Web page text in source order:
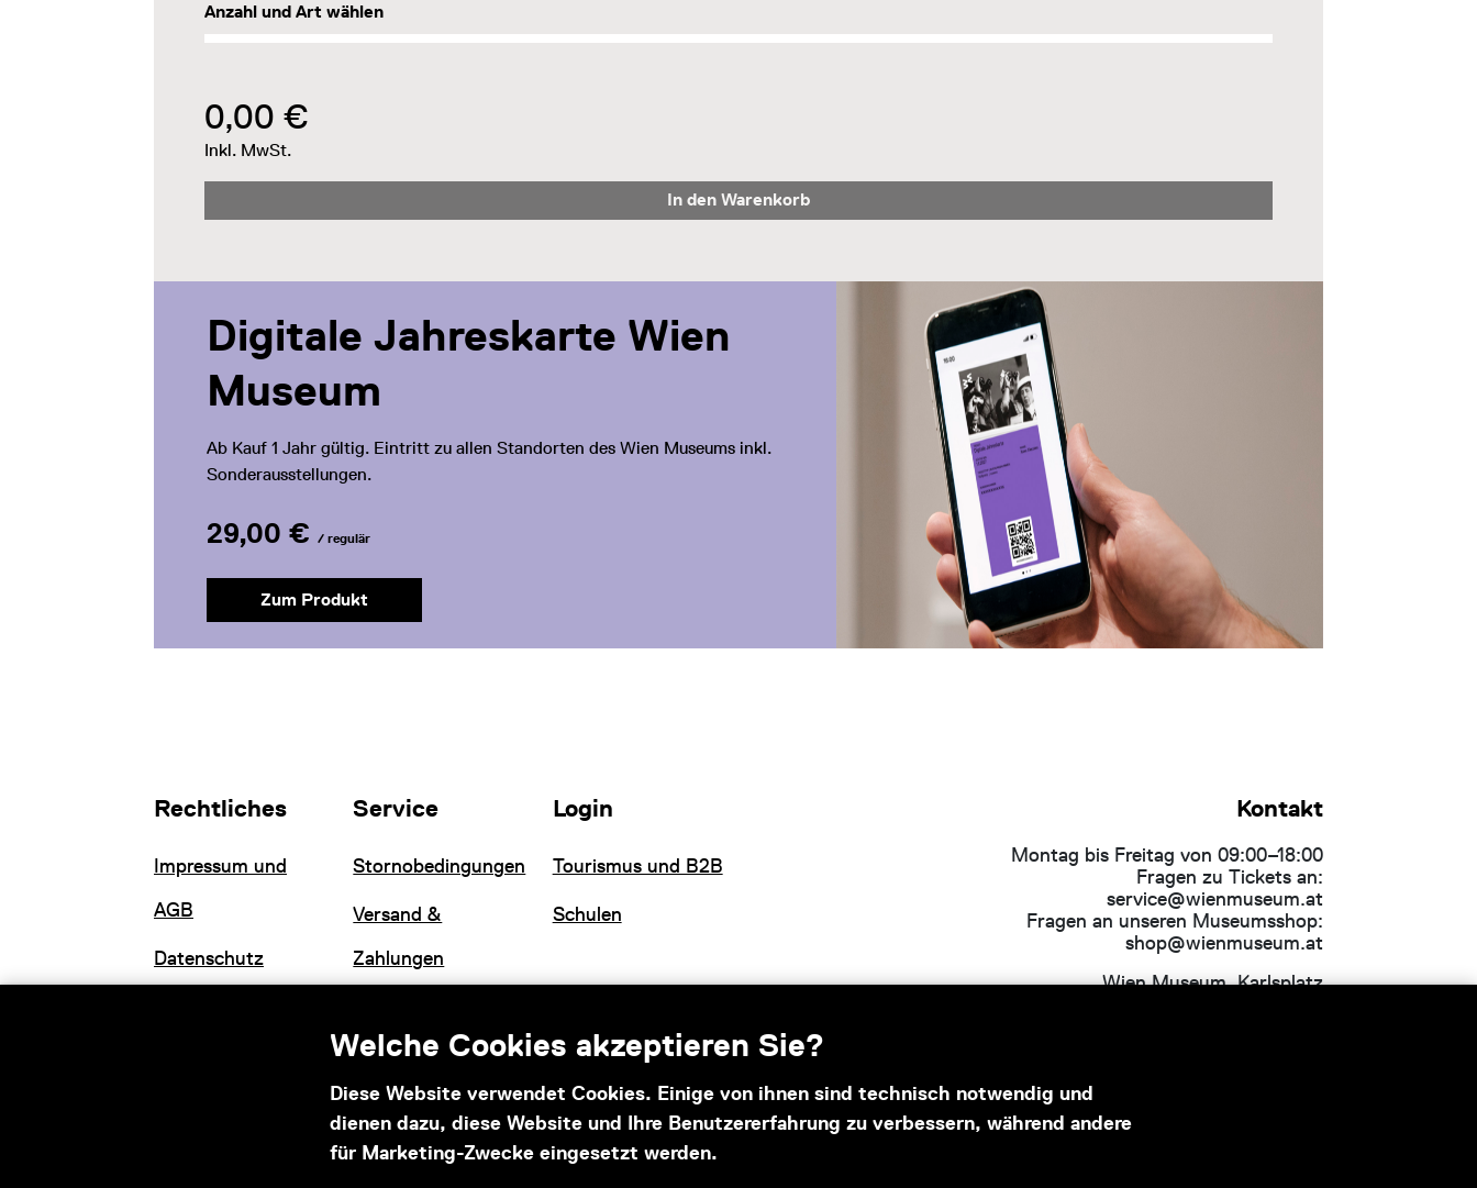
Welche Cookies akzeptieren Sie?
Diese Website verwendet Cookies. Einige von ihnen sind technisch notwendig und
dienen dazu, diese Website und Ihre Benutzererfahrung zu verbessern, während andere
für Marketing-Zwecke eingesetzt werden.
Anzahl und Art wählen
0,00 €
Inkl. MwSt.
In den Warenkorb
Digitale Jahreskarte Wien
Museum
Ab Kauf 1 Jahr gültig. Eintritt zu allen Standorten des Wien Museums inkl.
Sonderausstellungen.
29,00 € / regulär
Zum Produkt
Rechtliches
Impressum und
AGB
Datenschutz
Service
Stornobedingungen
Versand &
Zahlungen
Login
Tourismus und B2B
Schulen
Kontakt
Montag bis Freitag von 09:00–18:00
Fragen zu Tickets an:
service@wienmuseum.at
Fragen an unseren Museumsshop:
shop@wienmuseum.at
Wien Museum, Karlsplatz
Informationen zu Ihrem